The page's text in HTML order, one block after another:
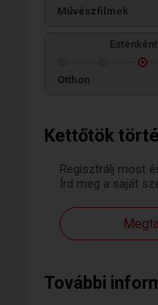
Kettőtök
Regisztrálj most
Írd meg a saját
További
Művészfilmek
Otthon